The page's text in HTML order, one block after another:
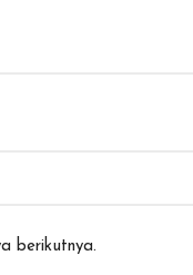
berikutnya.